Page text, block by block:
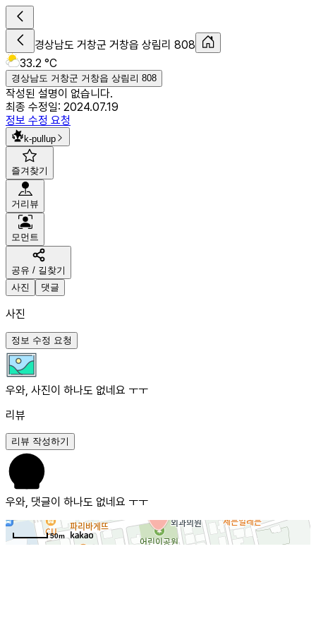
경상남도 거창군 거창읍 상림리 808
33.2 °C
경상남도 거창군 거창읍 상림리 808
작성된 설명이 없습니다.
최종 수정일: 2024.07.19
정보 수정 요청
k-pullup
즐겨찾기
거리뷰
모먼트
공유 / 길찾기
사진
댓글
사진
정보 수정 요청
우와, 사진이 하나도 없네요 ㅜㅜ
리뷰
리뷰 작성하기
우와, 댓글이 하나도 없네요 ㅜㅜ
50m